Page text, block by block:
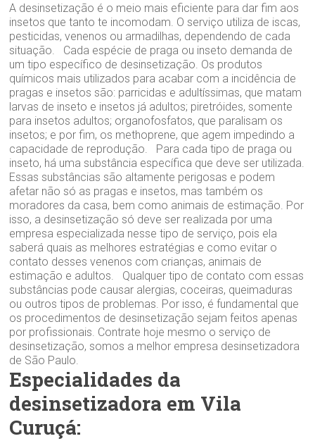
A desinsetização é o meio mais eficiente para dar fim aos
insetos que tanto te incomodam. O serviço utiliza de iscas,
pesticidas, venenos ou armadilhas, dependendo de cada
situação. Cada espécie de praga ou inseto demanda de
um tipo específico de desinsetização. Os produtos
químicos mais utilizados para acabar com a incidência de
pragas e insetos são: parricidas e adultíssimas, que matam
larvas de inseto e insetos já adultos; piretróides, somente
para insetos adultos; organofosfatos, que paralisam os
insetos; e por fim, os methoprene, que agem impedindo a
capacidade de reprodução. Para cada tipo de praga ou
inseto, há uma substância específica que deve ser utilizada.
Essas substâncias são altamente perigosas e podem
afetar não só as pragas e insetos, mas também os
moradores da casa, bem como animais de estimação. Por
isso, a desinsetização só deve ser realizada por uma
empresa especializada nesse tipo de serviço, pois ela
saberá quais as melhores estratégias e como evitar o
contato desses venenos com crianças, animais de
estimação e adultos. Qualquer tipo de contato com essas
substâncias pode causar alergias, coceiras, queimaduras
ou outros tipos de problemas. Por isso, é fundamental que
os procedimentos de desinsetização sejam feitos apenas
por profissionais. Contrate hoje mesmo o serviço de
desinsetização, somos a melhor empresa desinsetizadora
de São Paulo.
Especialidades da
desinsetizadora em Vila
Curuçá: